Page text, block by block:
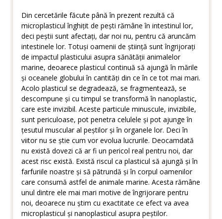
Din cercetările făcute până în prezent rezultă că
microplasticul înghițit de pești rămâne în intestinul lor,
deci peștii sunt afectați, dar noi nu, pentru că aruncăm
intestinele lor. Totuși oamenii de știință sunt îngrijorați
de impactul plasticului asupra sănătății animalelor
marine, deoarece plasticul continuă să ajungă în mările
și oceanele globului în cantități din ce în ce tot mai mari.
Acolo plasticul se degradează, se fragmentează, se
descompune și cu timpul se transformă în nanoplastic,
care este invizibil. Aceste particule minuscule, invizibile,
sunt periculoase, pot penetra celulele și pot ajunge în
țesutul muscular al peștilor și în organele lor. Deci în
viitor nu se știe cum vor evolua lucrurile. Deocamdată
nu există dovezi că ar fi un pericol real pentru noi, dar
acest risc există. Există riscul ca plasticul să ajungă și în
farfuriile noastre și să pătrundă și în corpul oamenilor
care consumă astfel de animale marine. Acesta rămâne
unul dintre ele mai mari motive de îngrijorare pentru
noi, deoarece nu știm cu exactitate ce efect va avea
microplasticul și nanoplasticul asupra peștilor.